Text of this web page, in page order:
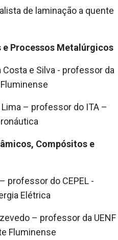
de laminação a quente
e Processos Metalúrgicos
e Silva - professor da
– professor do ITA –
Compósitos e
professor do CEPEL -
Elétrica
– professor da UENF
Fluminense